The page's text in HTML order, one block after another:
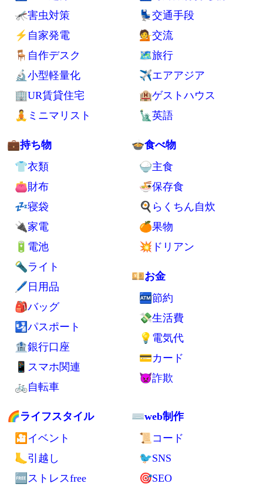
Twitter YouTube
Feedly
🗾シンプルライフ
🚪室内
🗄収納
🚰洗濯
✨掃除
💪健康
🚮ゴミ処分
🦟害虫対策
⚡自家発電
🪑自作デスク
🔬小型軽量化
🏢UR賃貸住宅
🧘ミニマリスト
⛺ノマドと旅行
🚷西成
👑タイ
🌺マレーシア
🌴バリ
🌏海外全般
🛄海外旅行持ち物
💺交通手段
🗺旅行
✈エアアジア
🏨ゲストハウス
🗽英語
💼持ち物
👕衣類
👛財布
💤寝袋
🔌家電
🔋電池
🍲食べ物
🍜保存食
🍳らくちん自炊
🍊果物
💥ドリアン